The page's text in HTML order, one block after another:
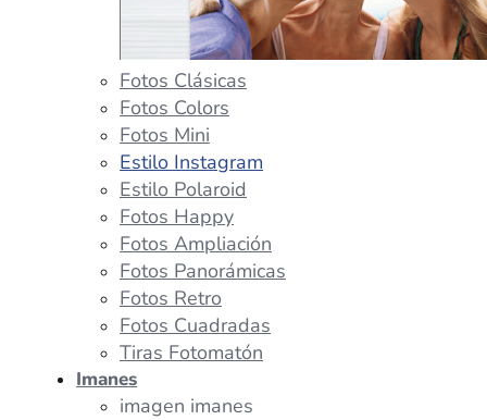
Fotos Clásicas
Fotos Colors
Fotos Mini
Estilo Instagram
Estilo Polaroid
Fotos Happy
Fotos Ampliación
Fotos Panorámicas
Fotos Retro
Fotos Cuadradas
Tiras Fotomatón
Imanes
imagen imanes